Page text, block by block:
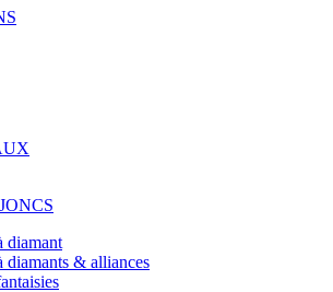
diamant
diamants & alliances